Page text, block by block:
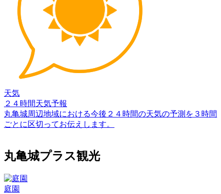
天気
２４時間天気予報
丸亀城周辺地域における今後２４時間の天気の予測を３時間
ごとに区切ってお伝えします。
丸亀城プラス観光
庭園